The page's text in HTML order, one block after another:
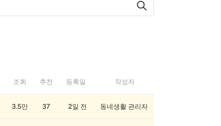
조회 추천 등록일 작성자
3.5만 37 2일 전 동네생활 관리자